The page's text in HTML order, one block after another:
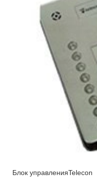
Блок управленияTelecon